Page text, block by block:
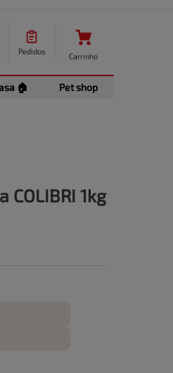
Pedidos
Carrinho
🏠 Pet shop
COLIBRI 1kg